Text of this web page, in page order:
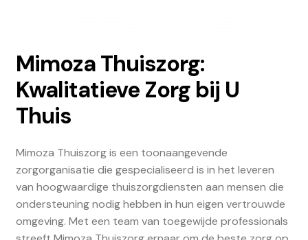
Mimoza Thuiszorg:
Kwalitatieve Zorg bij U
Thuis
Mimoza Thuiszorg is een toonaangevende
zorgorganisatie die gespecialiseerd is in het leveren
van hoogwaardige thuiszorgdiensten aan mensen die
ondersteuning nodig hebben in hun eigen vertrouwde
omgeving. Met een team van toegewijde professionals